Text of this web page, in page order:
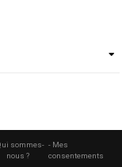
sommes-
nous ?
- Mes
consentements